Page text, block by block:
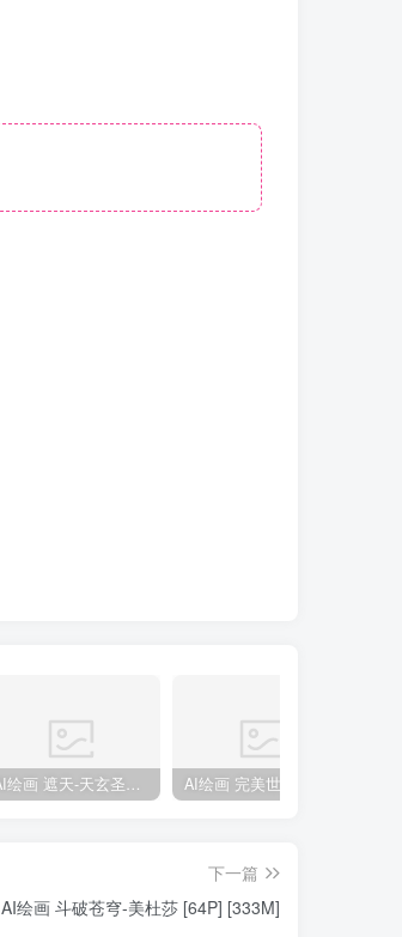
AI绘画 遮天-天玄圣女 [50P] [326M]
下一篇
AI绘画 斗破苍穹-美杜莎 [64P] [333M]